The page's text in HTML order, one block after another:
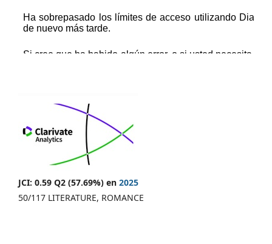
JCI: 0.59 Q2 (57.69%) en 2025
50/117 LITERATURE, ROMANCE